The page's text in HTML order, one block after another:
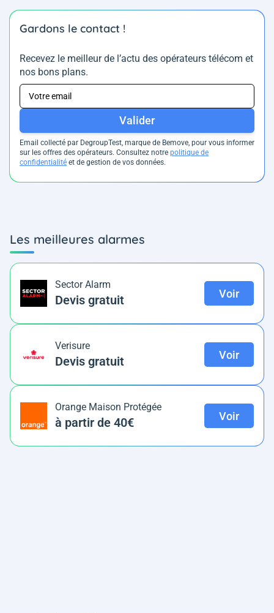
Gardons le contact !
Recevez le meilleur de l’actu des opérateurs télécom et
nos bons plans.
Valider
Email collecté par DegroupTest, marque de Bemove, pour vous informer
sur les offres des opérateurs. Consultez notre politique de
confidentialité et de gestion de vos données.
Les meilleures alarmes
Sector Alarm
Devis gratuit Voir
Verisure
Devis gratuit Voir
Orange Maison Protégée
à partir de 40€ Voir